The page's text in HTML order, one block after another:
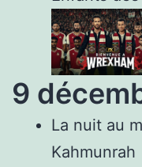
9
La nuit au
Kahmunrah